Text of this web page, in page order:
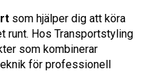
som hjälper dig att köra
runt. Hos Transportstyling
som kombinerar
för professionell